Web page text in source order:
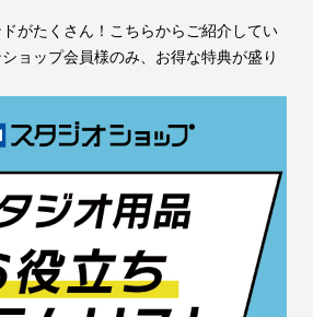
がたくさん！こちらからご紹介してい
ョップ会員様のみ、お得な特典が盛り